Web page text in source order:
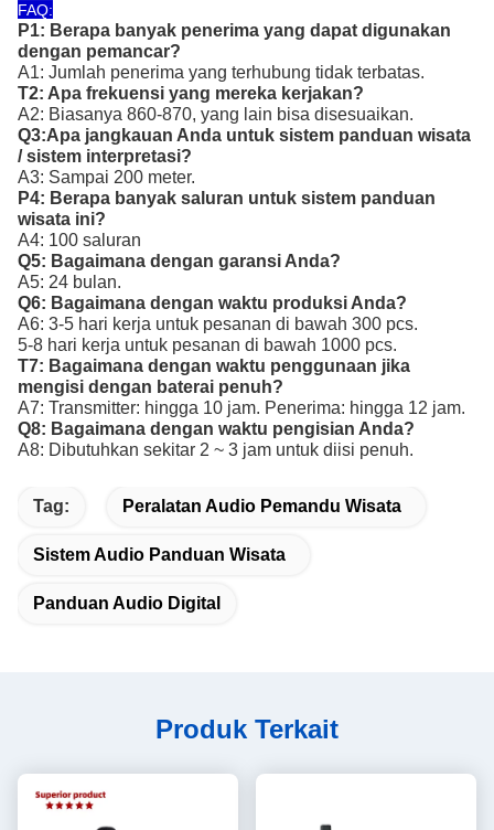
FAQ:
P1: Berapa banyak penerima yang dapat digunakan
dengan pemancar?
A1: Jumlah penerima yang terhubung tidak terbatas.
T2: Apa frekuensi yang mereka kerjakan?
A2: Biasanya 860-870, yang lain bisa disesuaikan.
Q3:Apa jangkauan Anda untuk sistem panduan wisata
/ sistem interpretasi?
A3: Sampai 200 meter.
P4: Berapa banyak saluran untuk sistem panduan
wisata ini?
A4: 100 saluran
Q5: Bagaimana dengan garansi Anda?
A5: 24 bulan.
Q6: Bagaimana dengan waktu produksi Anda?
A6: 3-5 hari kerja untuk pesanan di bawah 300 pcs.
5-8 hari kerja untuk pesanan di bawah 1000 pcs.
T7: Bagaimana dengan waktu penggunaan jika
mengisi dengan baterai penuh?
A7: Transmitter: hingga 10 jam. Penerima: hingga 12 jam.
Q8: Bagaimana dengan waktu pengisian Anda?
A8: Dibutuhkan sekitar 2 ~ 3 jam untuk diisi penuh.
Tag: Peralatan Audio Pemandu Wisata
Sistem Audio Panduan Wisata
Panduan Audio Digital
Produk Terkait